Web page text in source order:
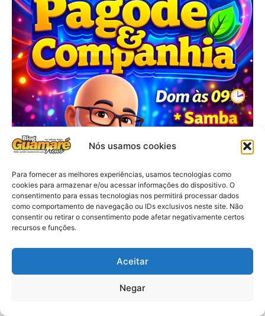
Nós usamos cookies
Para fornecer as melhores experiências, usamos tecnologias como
cookies para armazenar e/ou acessar informações do dispositivo. O
consentimento para essas tecnologias nos permitirá processar dados
como comportamento de navegação ou IDs exclusivos neste site. Não
consentir ou retirar o consentimento pode afetar negativamente certos
recursos e funções.
Aceitar
Negar